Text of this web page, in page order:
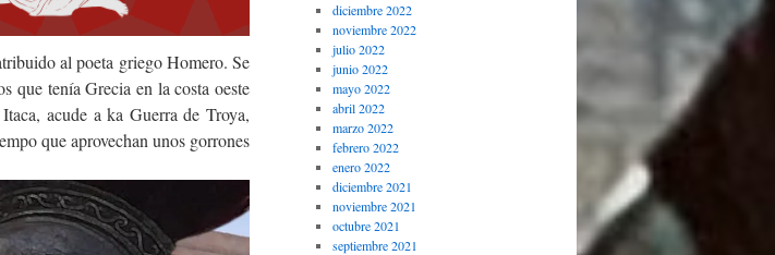
al poeta griego Homero. Se
que tenía Grecia en la costa oeste
acude a ka Guerra de Troya,
que aprovechan unos gorrones
diciembre 2022
noviembre 2022
julio 2022
junio 2022
mayo 2022
abril 2022
marzo 2022
febrero 2022
enero 2022
diciembre 2021
noviembre 2021
octubre 2021
septiembre 2021